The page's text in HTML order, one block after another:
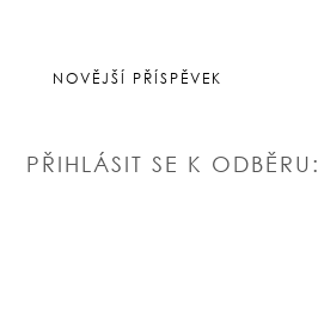
NOVĚJŠÍ PŘÍSPĚVEK
PŘIHLÁSIT SE K ODBĚRU: